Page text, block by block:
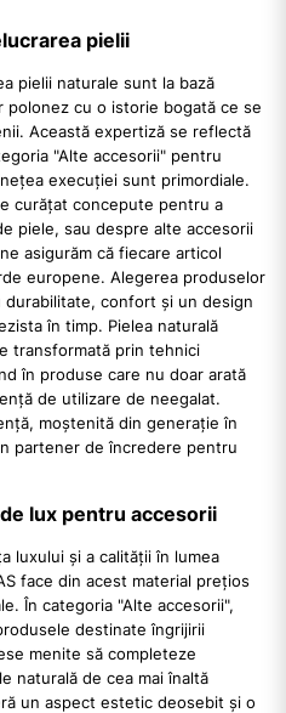
pielii
pielii naturale sunt la bază
polonez cu o istorie bogată ce se
Această expertiză se reflectă
"Alte accesorii" pentru
execuției sunt primordiale.
curățat concepute pentru a
piele, sau despre alte accesorii
asigurăm că fiecare articol
europene. Alegerea produselor
durabilitate, confort și un design
în timp. Pielea naturală
transformată prin tehnici
în produse care nu doar arată
de utilizare de neegalat.
moștenită din generație în
partener de încredere pentru
lux pentru accesorii
luxului și a calității în lumea
face din acest material prețios
În categoria "Alte accesorii",
destinate îngrijirii
menite să completeze
naturală de cea mai înaltă
un aspect estetic deosebit și o